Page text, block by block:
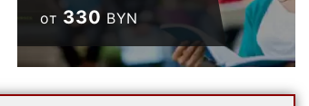
от 330 BYN